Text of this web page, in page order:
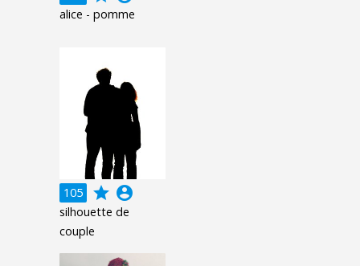
alice - pomme
105 grade account_circle
silhouette de
couple